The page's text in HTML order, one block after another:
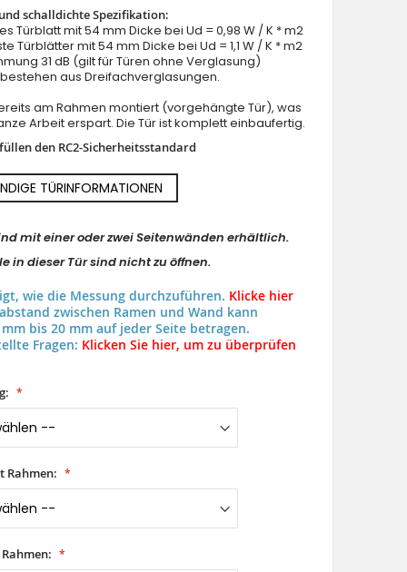
schalldichte Spezifikation:
Türblatt mit 54 mm Dicke bei Ud = 0,98 W / K * m2
Türblätter mit 54 mm Dicke bei Ud = 1,1 W / K * m2
31 dB (gilt für Türen ohne Verglasung)
aus Dreifachverglasungen.
am Rahmen montiert (vorgehängte Tür), was
Arbeit erspart. Die Tür ist komplett einbaufertig.
den RC2-Sicherheitsstandard
TÜRINFORMATIONEN
mit einer oder zwei Seitenwänden erhältlich.
in dieser Tür sind nicht zu öffnen.
wie die Messung durchzuführen. Klicke hier
zwischen Ramen und Wand kann
bis 20 mm auf jeder Seite betragen.
Fragen: Klicken Sie hier, um zu überprüfen
Rahmen: